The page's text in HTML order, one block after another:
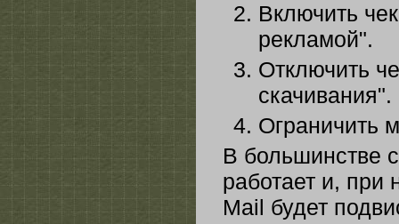
Включить
рекламой".
Отключить
скачивания".
Ограничить
В большинстве
работает и, при
Mail будет